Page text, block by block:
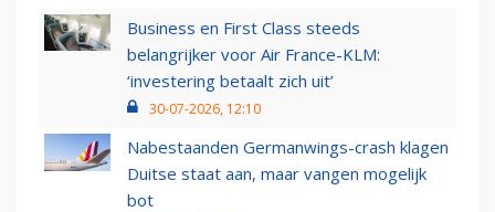
Business en First Class steeds
belangrijker voor Air France-KLM:
‘investering betaalt zich uit’
30-07-2026, 12:10
Nabestaanden Germanwings-crash klagen
Duitse staat aan, maar vangen mogelijk
bot